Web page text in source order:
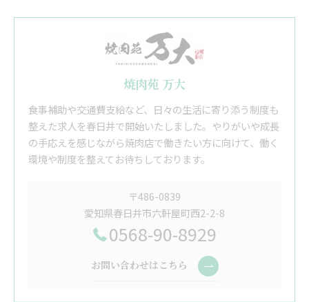
焼肉苑 万大
食事補助や交通費支給など、日々の生活に寄り添う制度も
整えた求人を春日井で開始いたしました。やりがいや成長
の手応えを感じながら焼肉店で働きたい方に向けて、働く
環境や制度を整えてお待ちしております。
〒486-0839
愛知県春日井市六軒屋町西2-2-8
0568-90-8929
お問い合わせはこちら